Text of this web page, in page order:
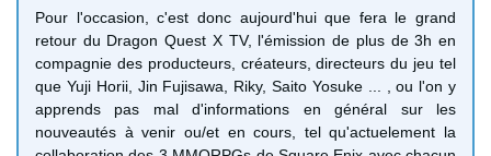
Pour l'occasion, c'est donc aujourd'hui que fera le grand
retour du Dragon Quest X TV, l'émission de plus de 3h en
compagnie des producteurs, créateurs, directeurs du jeu tel
que Yuji Horii, Jin Fujisawa, Riky, Saito Yosuke ... , ou l'on y
apprends pas mal d'informations en général sur les
nouveautés à venir ou/et en cours, tel qu'actuelement la